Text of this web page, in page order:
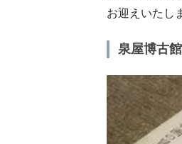
お迎えいたし
泉屋博古